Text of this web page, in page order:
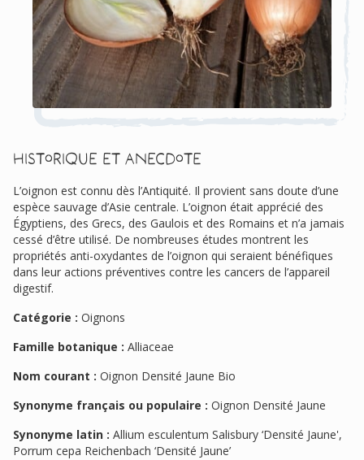
Historique et anecdote
L’oignon est connu dès l’Antiquité. Il provient sans doute d’une
espèce sauvage d’Asie centrale. L’oignon était apprécié des
Égyptiens, des Grecs, des Gaulois et des Romains et n’a jamais
cessé d’être utilisé. De nombreuses études montrent les
propriétés anti-oxydantes de l’oignon qui seraient bénéfiques
dans leur actions préventives contre les cancers de l’appareil
digestif.
Catégorie : Oignons
Famille botanique : Alliaceae
Nom courant : Oignon Densité Jaune Bio
Synonyme français ou populaire : Oignon Densité Jaune
Synonyme latin : Allium esculentum Salisbury ‘Densité Jaune',
Porrum cepa Reichenbach ‘Densité Jaune’